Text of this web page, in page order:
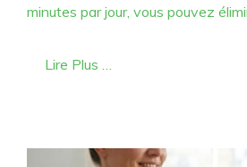
minutes par jour, vous pouvez
Lire Plus …